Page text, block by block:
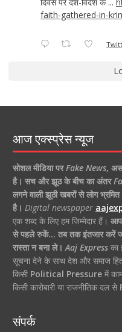
faith-gathered-in-
आज एक्स्प्रेस न्यूज
सोशल मीडिया परFake News,
है। सच और झूठ के बीच का अंतर
लगने वाली झूठी खबरों से लोग
है। Digital newspaper
एक शब्द के लिए हम जिम्मेदार हैं।
से पहले रुकें… तब तक इंतजार करें
रास्ता न बना ले। Aaj Expressका
सूचना देने के साथ देश और समाज
किसी Political Pressureमें
किसी कारोबारी या राजनीतिक दल से
संपर्क